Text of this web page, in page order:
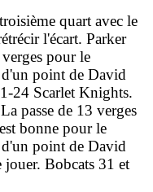
quart avec le
l'écart. Parker
pour le
point de David
24 Scarlet Knights.
passe de 13 verges
bonne pour le
point de David
jouer. Bobcats 31 et